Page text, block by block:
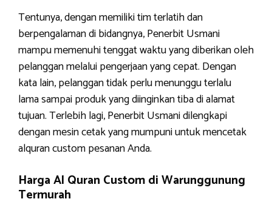
Tentunya, dengan memiliki tim terlatih dan
berpengalaman di bidangnya, Penerbit Usmani
mampu memenuhi tenggat waktu yang diberikan oleh
pelanggan melalui pengerjaan yang cepat. Dengan
kata lain, pelanggan tidak perlu menunggu terlalu
lama sampai produk yang diinginkan tiba di alamat
tujuan. Terlebih lagi, Penerbit Usmani dilengkapi
dengan mesin cetak yang mumpuni untuk mencetak
alquran custom pesanan Anda.
Harga Al Quran Custom di Warunggunung
Termurah